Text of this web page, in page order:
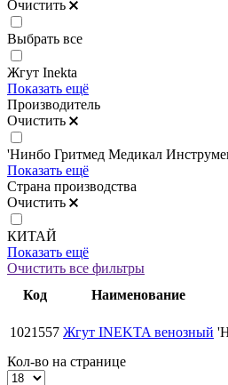
Очистить
Выбрать все
Жгут Inekta
Показать ещё
Производитель
Очистить
'Нинбо Гритмед Медикал
Показать ещё
Страна производства
Очистить
КИТАЙ
Показать ещё
Очистить все фильтры
Код
Наименование
1021557 Жгут INEKTA венозный
Кол-во на странице